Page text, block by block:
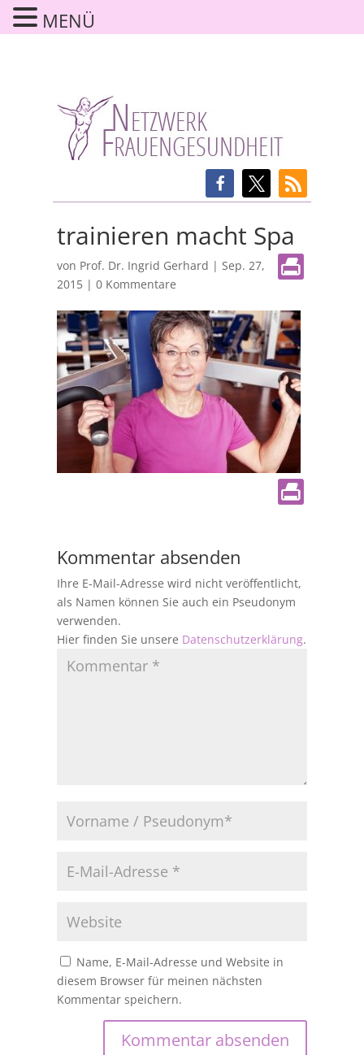
trainieren macht Spa
von Prof. Dr. Ingrid Gerhard | Sep. 27,
2015| 0 Kommentare
Kommentar absenden
Ihre E-Mail-Adresse wird nicht veröffentlicht,
als Namen können Sie auch ein Pseudonym
verwenden.
Hier finden Sie unsere Datenschutzerklärung.
Name, E-Mail-Adresse und Website in
diesem Browser für meinen nächsten
Kommentar speichern.
MENÜ